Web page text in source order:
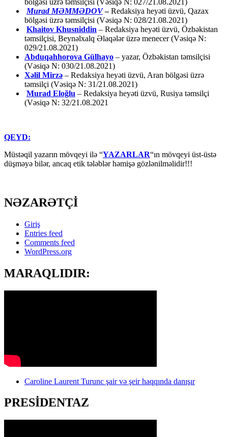
bölgəsi üzrə təmsilçisi (Vəsiqə N: 027/21.08.2021)
Murad MƏMMƏDOV –Redaksiya heyəti üzvü, Qazax
bölgəsi üzrə təmsilçisi (Vəsiqə N: 028/21.08.2021)
Khaitov Khusniddin – Redaksiya heyəti üzvü, Özbəkistan
təmsilçisi, Beynəlxalq Əlaqələr üzrə menecer (Vəsiqə N:
029/21.08.2021)
Abduqahhorova Gülhayo – yazar, Özbəkistan təmsilçisi
(Vəsiqə N: 030/21.08.2021)
Xəlil Mirzə – Redaksiya heyəti üzvü, Aran bölgəsi üzrə
təmsilçi (Vəsiqə N: 31/21.08.2021)
Murad Eloğlu – Redaksiya heyəti üzvü, Rusiya təmsilçi
(Vəsiqə N: 32/21.08.2021
QEYD:
Müstəqil yazarın mövqeyi ilə “YAZARLAR“ın mövqeyi üst-üstə
düşməyə bilər, ancaq etik tələblər həmişə gözlənilməlidir!!!
NƏZARƏTÇİ
Giriş
Entries feed
Comments feed
WordPress.org
MARAQLIDIR:
Caroline Laurent Turunc şair və şeir haqqında danışır
PRESİDENTAZ